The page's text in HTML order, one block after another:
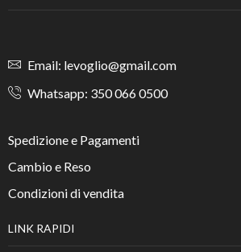
Email: levoglio@gmail.com
Whatsapp: 350 066 0500
Spedizione e Pagamenti
Cambio e Reso
Condizioni di vendita
LINK RAPIDI